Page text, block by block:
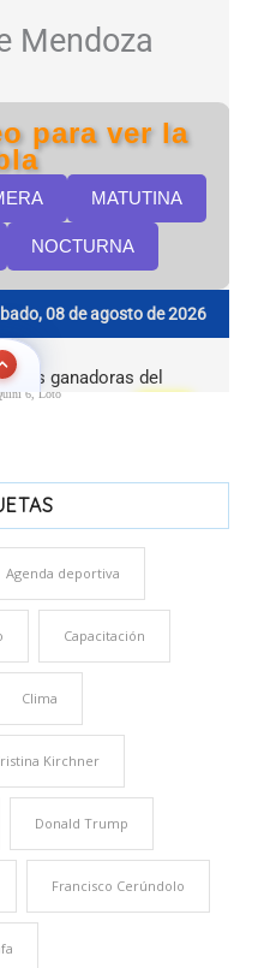
6, Loto
Agenda deportiva
Capacitación
Clima
Kirchner
Donald Trump
Francisco Cerúndolo